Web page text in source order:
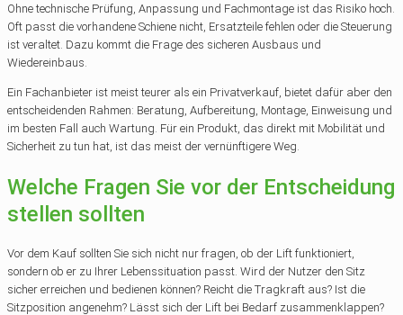
Ohne technische Prüfung, Anpassung und Fachmontage ist das Risiko hoch.
Oft passt die vorhandene Schiene nicht, Ersatzteile fehlen oder die Steuerung
ist veraltet. Dazu kommt die Frage des sicheren Ausbaus und
Wiedereinbaus.
Ein Fachanbieter ist meist teurer als ein Privatverkauf, bietet dafür aber den
entscheidenden Rahmen: Beratung, Aufbereitung, Montage, Einweisung und
im besten Fall auch Wartung. Für ein Produkt, das direkt mit Mobilität und
Sicherheit zu tun hat, ist das meist der vernünftigere Weg.
Welche Fragen Sie vor der Entscheidung
stellen sollten
Vor dem Kauf sollten Sie sich nicht nur fragen, ob der Lift funktioniert,
sondern ob er zu Ihrer Lebenssituation passt. Wird der Nutzer den Sitz
sicher erreichen und bedienen können? Reicht die Tragkraft aus? Ist die
Sitzposition angenehm? Lässt sich der Lift bei Bedarf zusammenklappen?